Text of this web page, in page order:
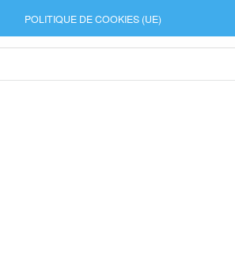
POLITIQUE DE COOKIES (UE)